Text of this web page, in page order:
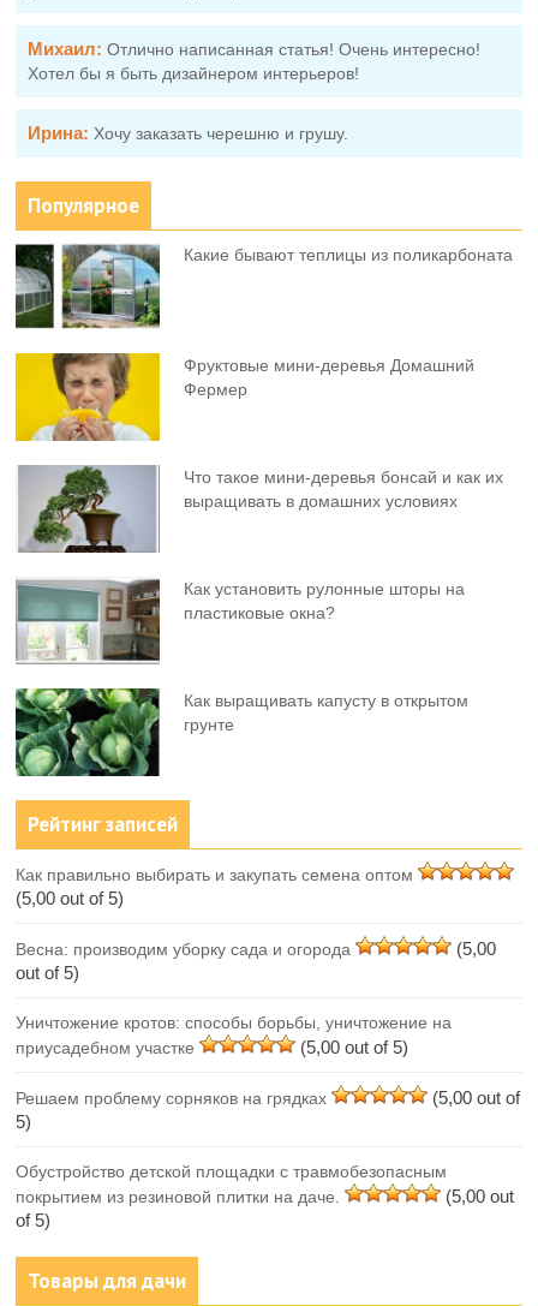
Михаил: Отлично написанная статья! Очень интересно!
Хотел бы я быть дизайнером интерьеров!
Ирина: Хочу заказать черешню и грушу.
Популярное
Какие бывают теплицы из поликарбоната
Фруктовыe мини-деревья Домашний
Фермер
Что такое мини-деревья бонсай и как их
выращивать в домашних условиях
Как установить рулонные шторы на
пластиковые окна?
Как выращивать капусту в открытом
грунте
Рейтинг записей
Как правильно выбирать и закупать семена оптом
(5,00 out of 5)
Весна: производим уборку сада и огорода
(5,00
out of 5)
Уничтожение кротов: способы борьбы, уничтожение на
приусадебном участке
(5,00 out of 5)
Решаем проблему сорняков на грядках
(5,00 out of
5)
Обустройство детской площадки с травмобезопасным
покрытием из резиновой плитки на даче.
(5,00 out
of 5)
Товары для дачи